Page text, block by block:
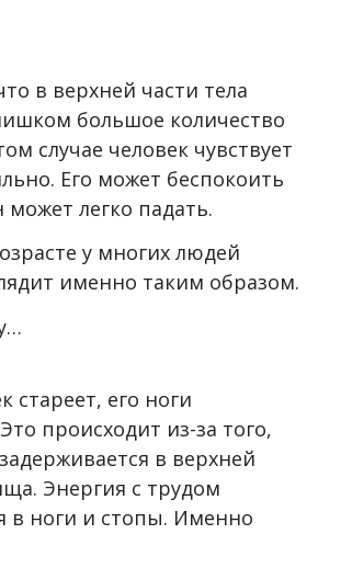
в верхней части тела
большое количество
случае человек чувствует
Его может беспокоить
легко падать.
у многих людей
именно таким образом.
стареет, его ноги
происходит из-за того,
в верхней
Энергия с трудом
в ноги и стопы. Именно